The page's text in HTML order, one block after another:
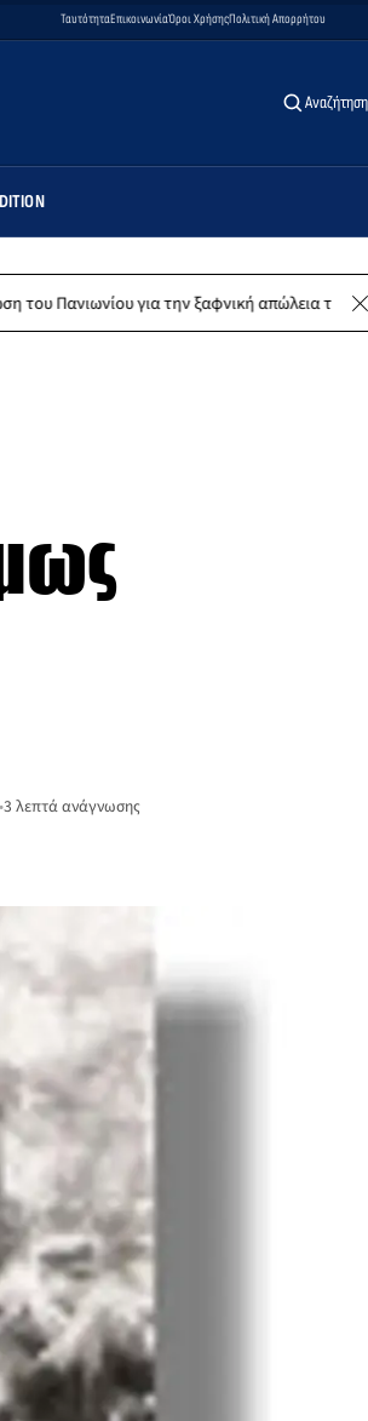
ΤαυτότηταΕπικοινωνίαΌροι ΧρήσηςΠολιτική Απορρήτου
Αναζήτηση
για την ξαφνική απώλεια του Δημήτρη
•3 λεπτά ανάγνωσης